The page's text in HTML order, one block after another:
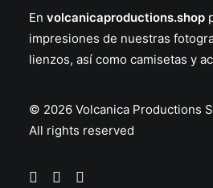
En volcanicaproductions.shop
impresiones de nuestras
lienzos, así como camisetas y
© 2026 Volcanica Productions
All rights reserved